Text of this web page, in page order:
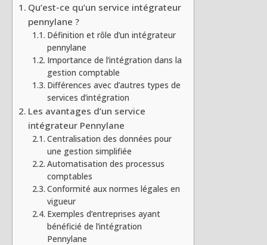
Qu’est-ce qu’un service intégrateur
pennylane ?
Définition et rôle d’un intégrateur
pennylane
Importance de l’intégration dans la
gestion comptable
Différences avec d’autres types de
services d’intégration
Les avantages d’un service
intégrateur Pennylane
Centralisation des données pour
une gestion simplifiée
Automatisation des processus
comptables
Conformité aux normes légales en
vigueur
Exemples d’entreprises ayant
bénéficié de l’intégration
Pennylane